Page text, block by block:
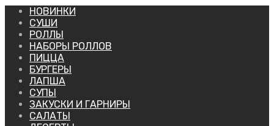
НОВИНКИ
СУШИ
РОЛЛЫ
НАБОРЫ РОЛЛОВ
ПИЦЦА
БУРГЕРЫ
ЛАПША
СУПЫ
ЗАКУСКИ И ГАРНИРЫ
САЛАТЫ